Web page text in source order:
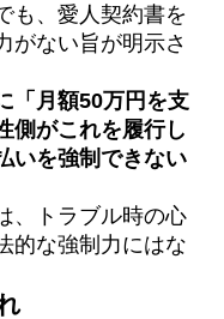
も、愛人契約書を
がない旨が明示さ
「月額50万円を支
側がこれを履行し
いを強制できない
、トラブル時の心
的な強制力にはな